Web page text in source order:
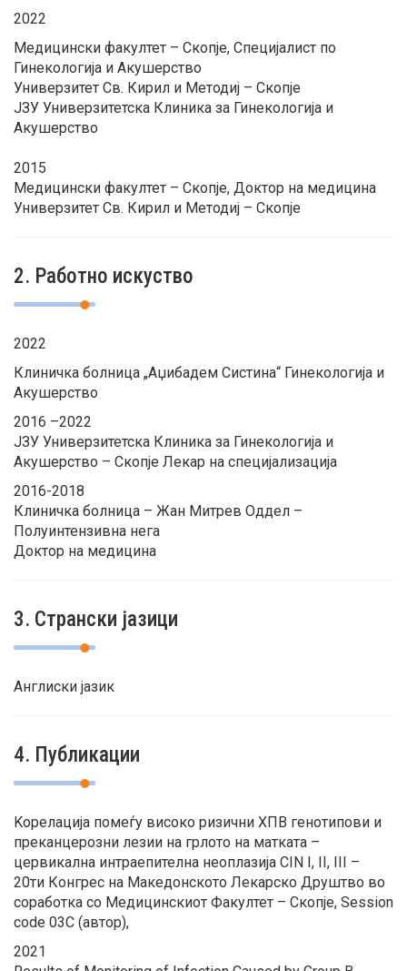
2022
Медицински факултет – Скопје, Специјалист по
Гинекологија и Акушерство
Универзитет Св. Кирил и Методиј – Скопје
ЈЗУ Универзитетска Клиника за Гинекологија и
Акушерство
2015
Медицински факултет – Скопје, Доктор на медицина
Универзитет Св. Кирил и Методиј – Скопје
2. Работно искуство
2022
Клиничка болница „Аџибадем Систина“ Гинекологија и
Акушерство
2016 –2022
ЈЗУ Универзитетска Клиника за Гинекологија и
Акушерство – Скопје Лекар на специјализација
2016-2018
Клиничка болница – Жан Митрев Оддел –
Полуинтензивна нега
Доктор на медицина
3. Странски јазици
Англиски јазик
4. Публикации
Kорелација помеѓу високо ризични ХПВ генотипови и
преканцерозни лезии на грлото на матката –
цервикална интраепителна неоплазија CIN I, II, III –
20ти Конгрес на Македонското Лекарско Друштво во
соработка со Медицинскиот Факултет – Скопје, Session
code 03C (автор),
2021